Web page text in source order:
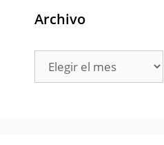
Archivo
Archivo